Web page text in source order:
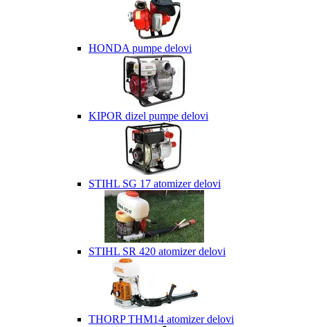
HONDA pumpe delovi
KIPOR dizel pumpe delovi
STIHL SG 17 atomizer delovi
STIHL SR 420 atomizer delovi
THORP THM14 atomizer delovi